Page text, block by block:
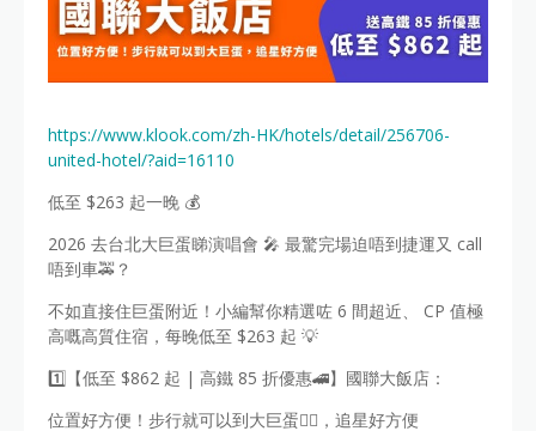
https://www.klook.com/zh-HK/hotels/detail/256706-
united-hotel/?aid=16110
低至 $263 起一晚 💰
2026 去台北大巨蛋睇演唱會 🎤 最驚完場迫唔到捷運又 call
唔到車🚕？
不如直接住巨蛋附近！小編幫你精選咗 6 間超近、 CP 值極
高嘅高質住宿，每晚低至 $263 起 💡
1️⃣【低至 $862 起 | 高鐵 85 折優惠🚄】國聯大飯店：
位置好方便！步行就可以到大巨蛋🏃‍♂️，追星好方便